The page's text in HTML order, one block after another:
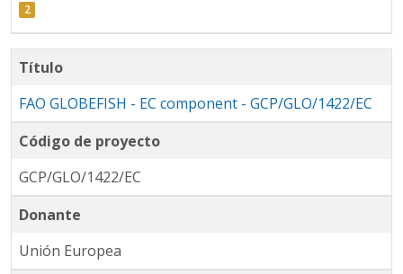
Título
FAO GLOBEFISH - EC component - GCP/GLO/1422/EC
Código de proyecto
GCP/GLO/1422/EC
Donante
Unión Europea